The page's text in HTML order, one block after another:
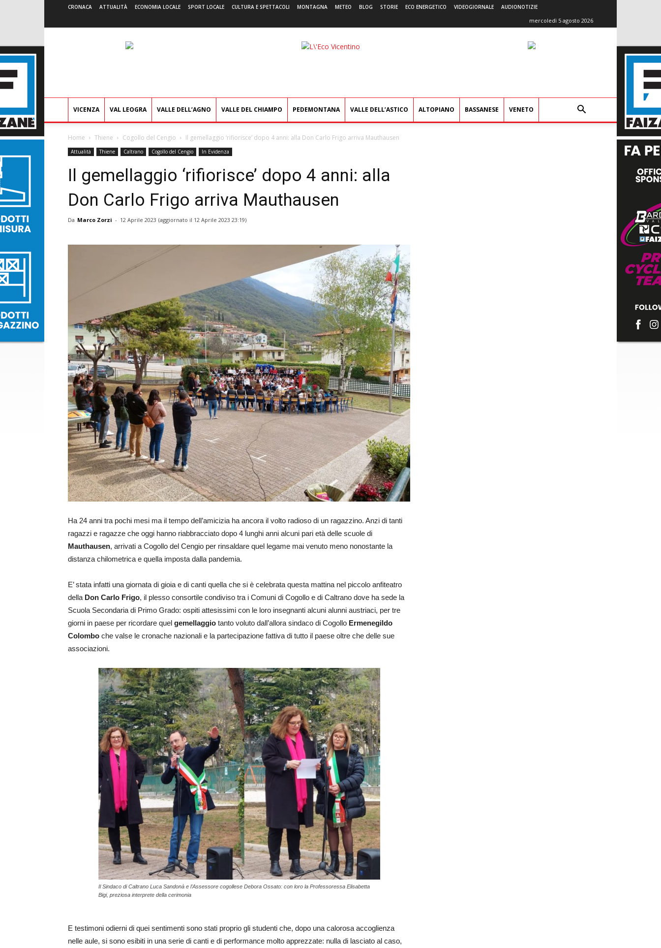
CRONACA ATTUALITÀ ECONOMIA LOCALE SPORT LOCALE CULTURA E SPETTACOLI MONTAGNA METEO BLOG STORIE ECO ENERGETICO VIDEOGIORNALE AUDIONOTIZIE
mercoledì 5 agosto 2026
L'Eco
VICENZA VAL LEOGRA VALLE DELL’AGNO VALLE DEL CHIAMPO PEDEMONTANA VALLE DELL’ASTICO ALTOPIANO BASSANESE VENETO
Home Thiene Cogollo del Cengio Il gemellaggio ‘rifiorisce’ dopo 4 anni: alla Don Carlo Frigo arriva Mauthausen
Attualità Thiene Caltrano Cogollo del Cengio In Evidenza
Il gemellaggio ‘rifiorisce’ dopo 4 anni: alla
Don Carlo Frigo arriva Mauthausen
Da Marco Zorzi - 12 Aprile 2023 (aggiornato il 12 Aprile 2023 23:19)
Ha 24 anni tra pochi mesi ma il tempo dell’amicizia ha ancora il volto radioso di un ragazzino. Anzi di tanti
ragazzi e ragazze che oggi hanno riabbracciato dopo 4 lunghi anni alcuni pari età delle scuole di
Mauthausen, arrivati a Cogollo del Cengio per rinsaldare quel legame mai venuto meno nonostante la
distanza chilometrica e quella imposta dalla pandemia.
E’ stata infatti una giornata di gioia e di canti quella che si è celebrata questa mattina nel piccolo anfiteatro
della Don Carlo Frigo, il plesso consortile condiviso tra i Comuni di Cogollo e di Caltrano dove ha sede la
Scuola Secondaria di Primo Grado: ospiti attesissimi con le loro insegnanti alcuni alunni austriaci, per tre
giorni in paese per ricordare quel gemellaggio tanto voluto dall’allora sindaco di Cogollo Ermenegildo
Colombo che valse le cronache nazionali e la partecipazione fattiva di tutto il paese oltre che delle sue
associazioni.
Il Sindaco di Caltrano Luca Sandonà e l’Assessore cogollese Debora Ossato: con loro la Professoressa Elisabetta
Bigi, preziosa interprete della cerimonia
E testimoni odierni di quei sentimenti sono stati proprio gli studenti che, dopo una calorosa accoglienza
nelle aule, si sono esibiti in una serie di canti e di performance molto apprezzate: nulla di lasciato al caso,